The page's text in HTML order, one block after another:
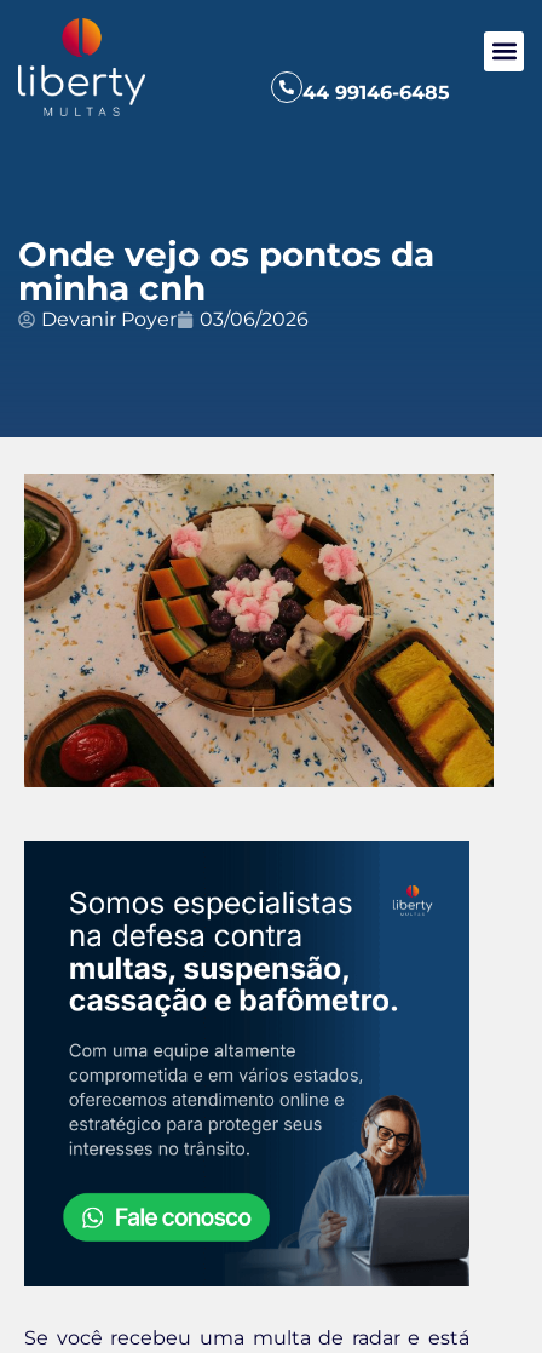
44 99146-6485
Onde vejo os pontos da
minha cnh
Devanir Poyer 03/06/2026
Se você recebeu uma multa de radar e está